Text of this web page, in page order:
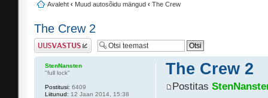
Avaleht ‹ Muud autosõidu mängud ‹ The Crew
The Crew 2
Postita vastus
The Crew 2
Postitas
StenNansten
"full lock"
Postitusi: 6409
Liitunud: 12 Jaan 2014, 15:38